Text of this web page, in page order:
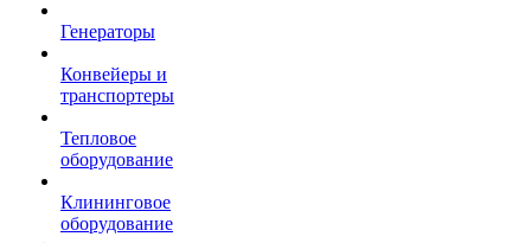
Генераторы
Конвейеры и
транспортеры
Тепловое
оборудование
Клининговое
оборудование